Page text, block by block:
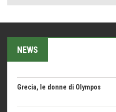
NEWS
Seconde case cambiano le
Trentodoc Festival, bollicine di